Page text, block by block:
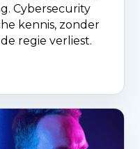
Cybersecurity
kennis, zonder
regie verliest.